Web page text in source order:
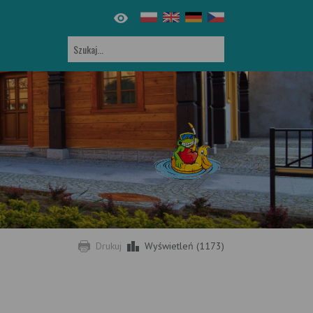
Drukuj Wyświetleń (1173)